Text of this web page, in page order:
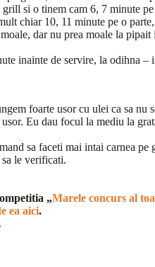
si o tinem cam 6, 7 minute
chiar 10, 11 minute pe o
dar nu prea moale la pipait
inainte de servire, la odihna –
foarte usor cu ulei ca sa nu
Eu dau focul la mediu la
sa faceti mai intai carnea pe
le verificati.
„Marele concurs al
ea aici.